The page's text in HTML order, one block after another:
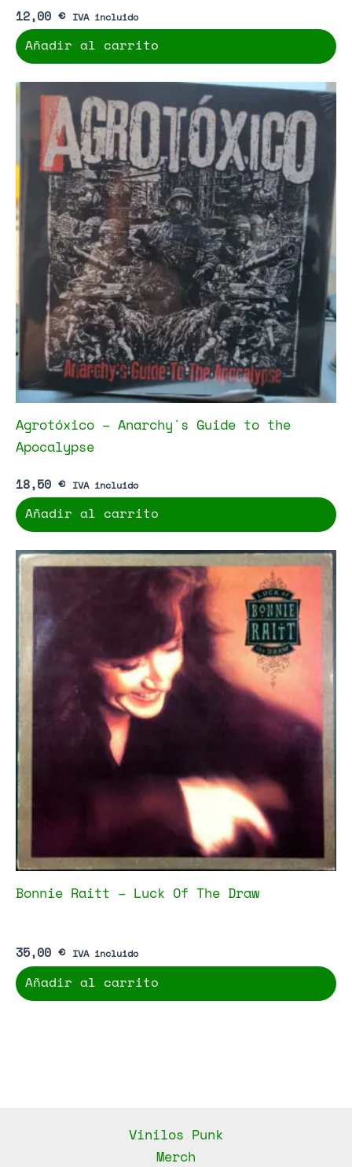
12,00 € IVA incluido
Añadir al carrito
Agrotóxico – Anarchy´s Guide to the
Apocalypse
18,50 € IVA incluido
Añadir al carrito
Bonnie Raitt – Luck Of The Draw
35,00 € IVA incluido
Añadir al carrito
Vinilos Punk
Merch